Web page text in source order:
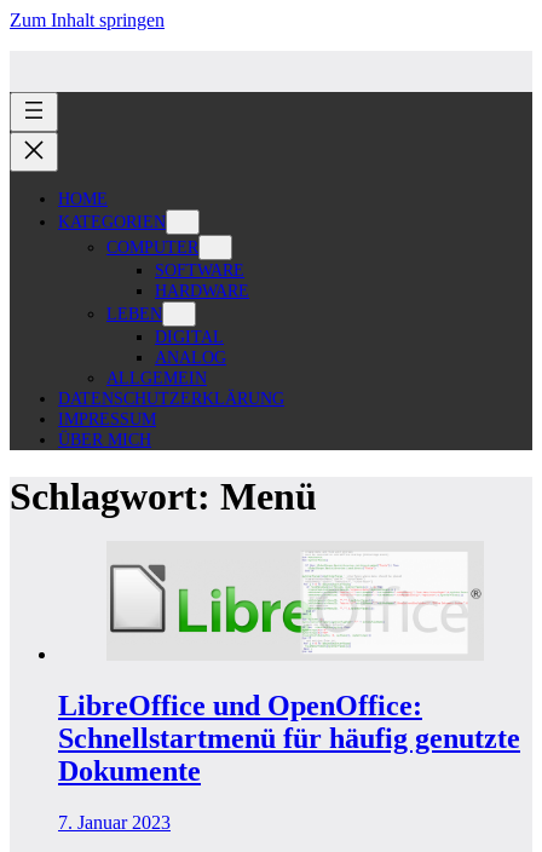
Zum Inhalt springen
HOME
KATEGORIEN
COMPUTER
SOFTWARE
HARDWARE
LEBEN
DIGITAL
ANALOG
ALLGEMEIN
DATENSCHUTZERKLÄRUNG
IMPRESSUM
ÜBER MICH
Schlagwort: Menü
LibreOffice und OpenOffice:
Schnellstartmenü für häufig genutzte
Dokumente
7. Januar 2023